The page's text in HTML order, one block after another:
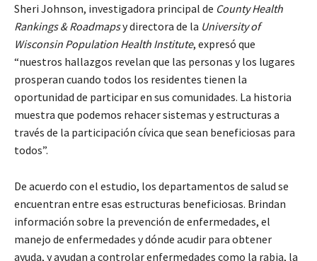
Sheri Johnson, investigadora principal de County Health
Rankings & Roadmapsy directora de la University of
Wisconsin Population Health Institute, expresó que
“nuestros hallazgos revelan que las personas y los lugares
prosperan cuando todos los residentes tienen la
oportunidad de participar en sus comunidades. La historia
muestra que podemos rehacer sistemas y estructuras a
través de la participación cívica que sean beneficiosas para
todos”.
De acuerdo con el estudio, los departamentos de salud se
encuentran entre esas estructuras beneficiosas. Brindan
información sobre la prevención de enfermedades, el
manejo de enfermedades y dónde acudir para obtener
ayuda, y ayudan a controlar enfermedades como la rabia, la